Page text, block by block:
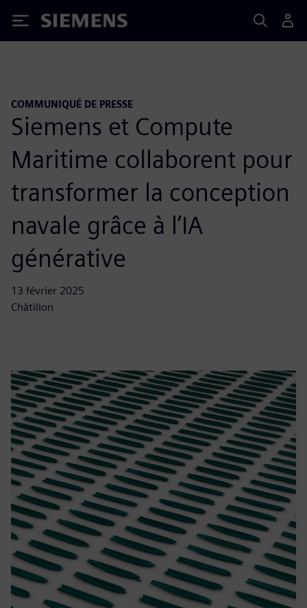
Siemens
COMMUNIQUÉ DE PRESSE
Siemens et Compute
Maritime collaborent pour
transformer la conception
navale grâce à l’IA
générative
13 février 2025
Châtillon